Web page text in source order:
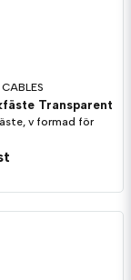
Transparent
v formad för